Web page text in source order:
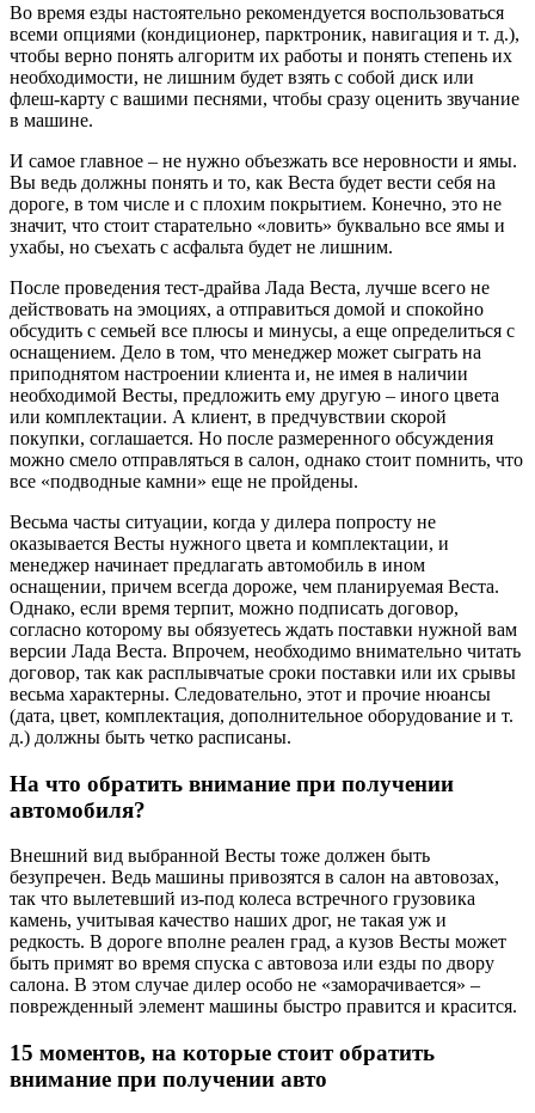
Во время езды настоятельно рекомендуется воспользоваться
всеми опциями (кондиционер, парктроник, навигация и т. д.),
чтобы верно понять алгоритм их работы и понять степень их
необходимости, не лишним будет взять с собой диск или
флеш-карту с вашими песнями, чтобы сразу оценить звучание
в машине.
И самое главное – не нужно объезжать все неровности и ямы.
Вы ведь должны понять и то, как Веста будет вести себя на
дороге, в том числе и с плохим покрытием. Конечно, это не
значит, что стоит старательно «ловить» буквально все ямы и
ухабы, но съехать с асфальта будет не лишним.
После проведения тест-драйва Лада Веста, лучше всего не
действовать на эмоциях, а отправиться домой и спокойно
обсудить с семьей все плюсы и минусы, а еще определиться с
оснащением. Дело в том, что менеджер может сыграть на
приподнятом настроении клиента и, не имея в наличии
необходимой Весты, предложить ему другую – иного цвета
или комплектации. А клиент, в предчувствии скорой
покупки, соглашается. Но после размеренного обсуждения
можно смело отправляться в салон, однако стоит помнить, что
все «подводные камни» еще не пройдены.
Весьма часты ситуации, когда у дилера попросту не
оказывается Весты нужного цвета и комплектации, и
менеджер начинает предлагать автомобиль в ином
оснащении, причем всегда дороже, чем планируемая Веста.
Однако, если время терпит, можно подписать договор,
согласно которому вы обязуетесь ждать поставки нужной вам
версии Лада Веста. Впрочем, необходимо внимательно читать
договор, так как расплывчатые сроки поставки или их срывы
весьма характерны. Следовательно, этот и прочие нюансы
(дата, цвет, комплектация, дополнительное оборудование и т.
д.) должны быть четко расписаны.
На что обратить внимание при получении
автомобиля?
Внешний вид выбранной Весты тоже должен быть
безупречен. Ведь машины привозятся в салон на автовозах,
так что вылетевший из-под колеса встречного грузовика
камень, учитывая качество наших дрог, не такая уж и
редкость. В дороге вполне реален град, а кузов Весты может
быть примят во время спуска с автовоза или езды по двору
салона. В этом случае дилер особо не «заморачивается» –
поврежденный элемент машины быстро правится и красится.
15 моментов, на которые стоит обратить
внимание при получении авто